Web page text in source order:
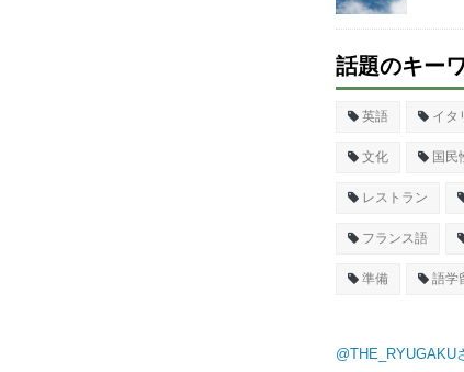
話題のキー
英語 イタ
文化 国民
レストラン
フランス語
準備 語学
@THE_RYUGAKU